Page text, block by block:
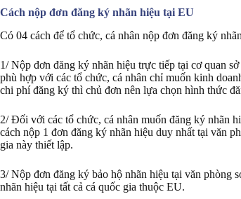
Cách nộp đơn đăng ký nhãn hiệu tại EU
Có 04 cách để tổ chức, cá nhân nộp đơn đăng ký
1/ Nộp đơn đăng ký nhãn hiệu trực tiếp tại cơ quan
phù hợp với các tổ chức, cá nhân chỉ muốn kinh
chi phí đăng ký thì chủ đơn nên lựa chọn hình thức
2/ Đối với các tổ chức, cá nhân muốn đăng ký nhãn
cách nộp 1 đơn đăng ký nhãn hiệu duy nhất tại văn
gia này thiết lập.
3/ Nộp đơn đăng ký bảo hộ nhãn hiệu tại văn phòng
nhãn hiệu tại tất cả cá quốc gia thuộc EU.